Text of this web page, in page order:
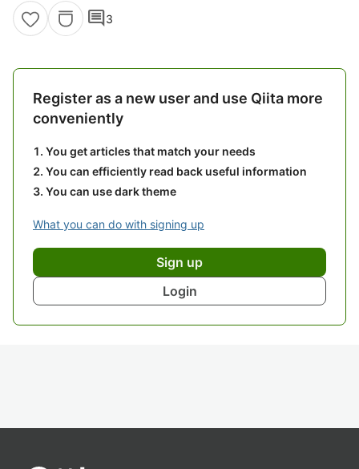
comment3
Register as a new user and use Qiita more
conveniently
You get articles that match your needs
You can efficiently read back useful information
You can use dark theme
What you can do with signing up
Sign up
Login